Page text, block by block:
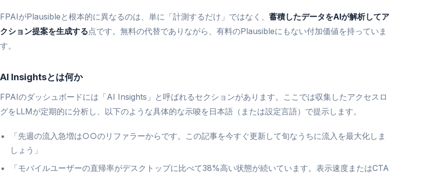
FPAIがPlausibleと根本的に異なるのは、単に「計測するだけ」ではなく、 蓄積したデータをAIが解析してア
クション提案を生成する点です。無料の代替でありながら、有料のPlausibleにもない付加価値を持っていま
す。
AI Insightsとは何か
FPAIのダッシュボードには「AI Insights」と呼ばれるセクションがあります。ここでは収集したアクセスロ
グをLLMが定期的に分析し、以下のような具体的な示唆を日本語（または設定言語）で提示します。
「先週の流入急増は○○のリファラーからです。この記事を今すぐ更新して旬なうちに流入を最大化しま
しょう」
「モバイルユーザーの直帰率がデスクトップに比べて38%高い状態が続いています。表示速度またはCTA